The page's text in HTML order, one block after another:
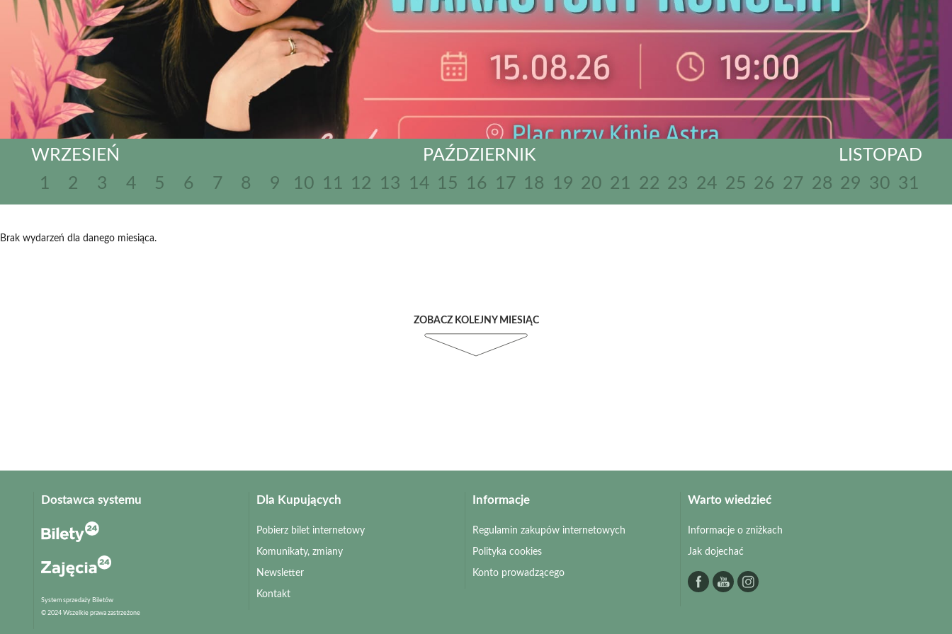
WRZESIEŃ PAŹDZIERNIK
LISTOPAD
1
2 3 4 5 6 7 8 9 10 11 12 13 14 15 16 17 18 19 20 21 22 23 24 25 26 27 28 29 30 31
Brak wydarzeń dla danego miesiąca.
ZOBACZ KOLEJNY MIESIĄC
Dostawca systemu
System sprzedaży Biletów
© 2024 Wszelkie prawa zastrzeżone
Dla Kupujących
Pobierz bilet internetowy
Komunikaty, zmiany
Newsletter
Kontakt
Informacje
Regulamin zakupów internetowych
Polityka cookies
Konto prowadzącego
Warto wiedzieć
Informacje o zniżkach
Jak dojechać